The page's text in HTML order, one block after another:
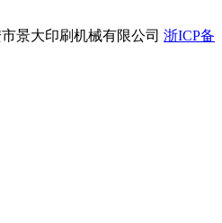
景大印刷机械有限公司 浙ICP备